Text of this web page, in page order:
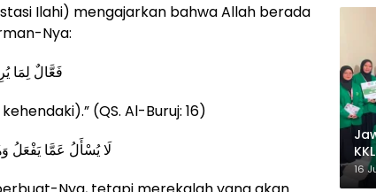
Ilahi) mengajarkan bahwa Allah berada
Nya:
فَعَّالٌ لِمَا
(QS. Al-Buruj: 16)
لَا يُسْأَلُ عَمَّا يَفْعَلُ
16